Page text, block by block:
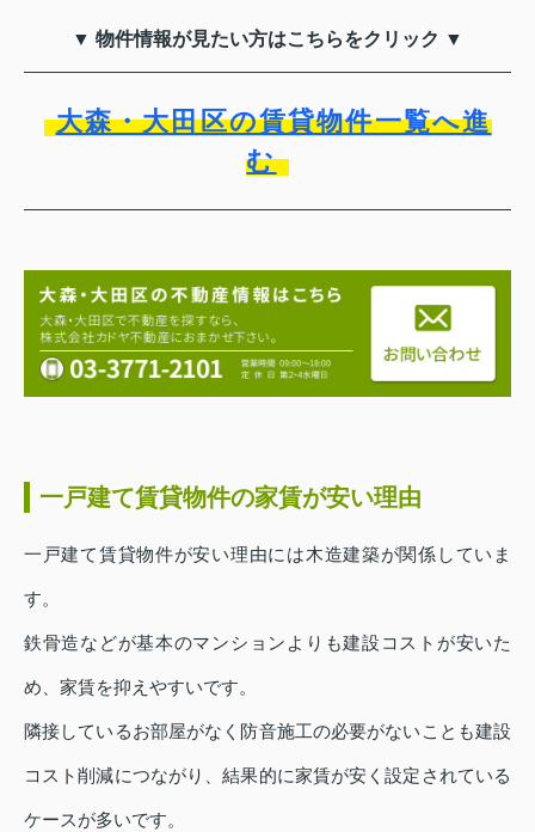
▼ 物件情報が見たい方はこちらをクリック ▼
大森・大田区の賃貸物件一覧へ進
む
一戸建て賃貸物件の家賃が安い理由
一戸建て賃貸物件が安い理由には木造建築が関係していま
す。
鉄骨造などが基本のマンションよりも建設コストが安いた
め、家賃を抑えやすいです。
隣接しているお部屋がなく防音施工の必要がないことも建設
コスト削減につながり、結果的に家賃が安く設定されている
ケースが多いです。